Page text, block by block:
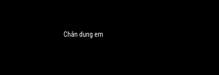
Chân dung em